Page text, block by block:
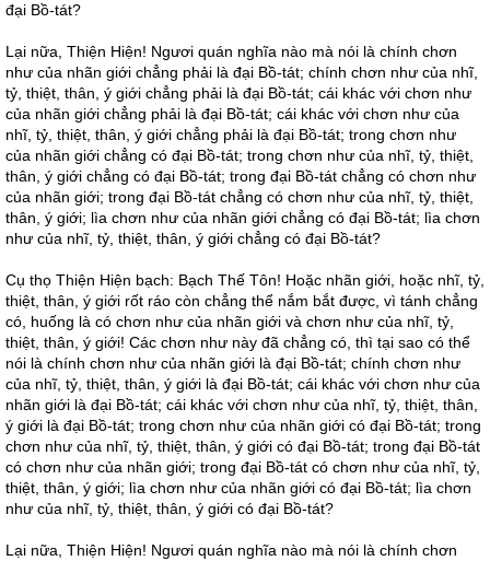
đại Bồ-tát?
Lại nữa, Thiện Hiện! Ngươi quán nghĩa nào mà nói là chính chơn
như của nhãn giới chẳng phải là đại Bồ-tát; chính chơn như của nhĩ,
tỷ, thiệt, thân, ý giới chẳng phải là đại Bồ-tát; cái khác với chơn như
của nhãn giới chẳng phải là đại Bồ-tát; cái khác với chơn như của
nhĩ, tỷ, thiệt, thân, ý giới chẳng phải là đại Bồ-tát; trong chơn như
của nhãn giới chẳng có đại Bồ-tát; trong chơn như của nhĩ, tỷ, thiệt,
thân, ý giới chẳng có đại Bồ-tát; trong đại Bồ-tát chẳng có chơn như
của nhãn giới; trong đại Bồ-tát chẳng có chơn như của nhĩ, tỷ, thiệt,
thân, ý giới; lìa chơn như của nhãn giới chẳng có đại Bồ-tát; lìa chơn
như của nhĩ, tỷ, thiệt, thân, ý giới chẳng có đại Bồ-tát?
Cụ thọ Thiện Hiện bạch: Bạch Thế Tôn! Hoặc nhãn giới, hoặc nhĩ, tỷ,
thiệt, thân, ý giới rốt ráo còn chẳng thể nắm bắt được, vì tánh chẳng
có, huống là có chơn như của nhãn giới và chơn như của nhĩ, tỷ,
thiệt, thân, ý giới! Các chơn như này đã chẳng có, thì tại sao có thể
nói là chính chơn như của nhãn giới là đại Bồ-tát; chính chơn như
của nhĩ, tỷ, thiệt, thân, ý giới là đại Bồ-tát; cái khác với chơn như của
nhãn giới là đại Bồ-tát; cái khác với chơn như của nhĩ, tỷ, thiệt, thân,
ý giới là đại Bồ-tát; trong chơn như của nhãn giới có đại Bồ-tát; trong
chơn như của nhĩ, tỷ, thiệt, thân, ý giới có đại Bồ-tát; trong đại Bồ-tát
có chơn như của nhãn giới; trong đại Bồ-tát có chơn như của nhĩ, tỷ,
thiệt, thân, ý giới; lìa chơn như của nhãn giới có đại Bồ-tát; lìa chơn
như của nhĩ, tỷ, thiệt, thân, ý giới có đại Bồ-tát?
Lại nữa, Thiện Hiện! Ngươi quán nghĩa nào mà nói là chính chơn